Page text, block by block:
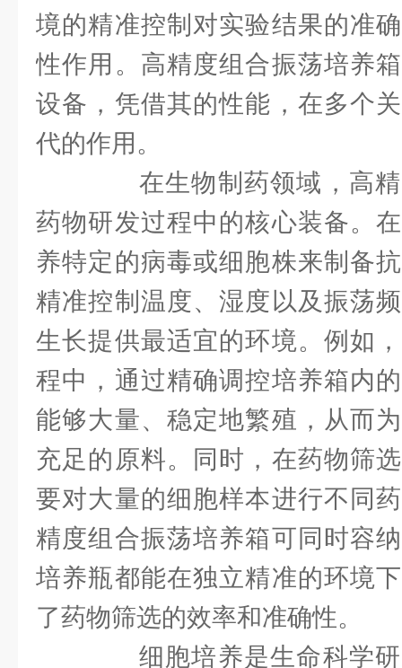
境的精准控制对实验结果的准
性作用。高精度组合振荡培养
设备，凭借其的性能，在多个
代的作用。
在生物制药领域，高精
药物研发过程中的核心装备。
养特定的病毒或细胞株来制备
精准控制温度、湿度以及振荡
生长提供最适宜的环境。例如
程中，通过精确调控培养箱内
能够大量、稳定地繁殖，从而
充足的原料。同时，在药物筛
要对大量的细胞样本进行不同
精度组合振荡培养箱可同时容
培养瓶都能在独立精准的环境
了药物筛选的效率和准确性。
细胞培养是生命科学研